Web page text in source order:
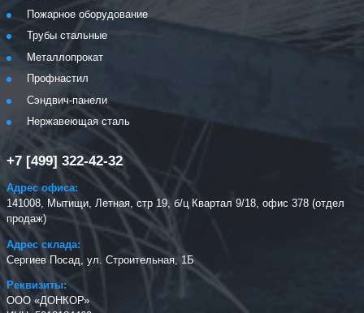
Пожарное оборудование
Трубы стальные
Металлопрокат
Профнастил
Сэндвич-панели
Нержавеющая сталь
+7 [499] 322-42-32
Адрес офиса:
141008, Мытищи, Летная, стр 19, б/ц Квартал 9/18, офис 378 (отдел
продаж)
Адрес склада:
Сергиев Посад, ул. Строительная, 1Б
Реквизиты:
ООО «ДОНКОР»